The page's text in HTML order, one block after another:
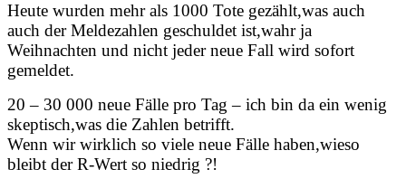
Heute wurden mehr als 1000 Tote gezählt,was auch
auch der Meldezahlen geschuldet ist,wahr ja
Weihnachten und nicht jeder neue Fall wird sofort
gemeldet.
20 – 30 000 neue Fälle pro Tag – ich bin da ein wenig
skeptisch,was die Zahlen betrifft.
Wenn wir wirklich so viele neue Fälle haben,wieso
bleibt der R-Wert so niedrig ?!